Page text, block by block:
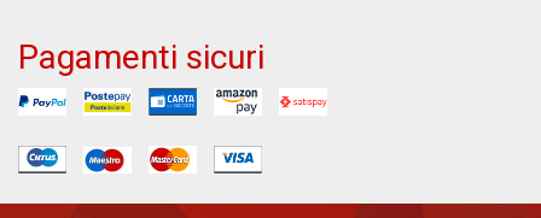
Pagamenti sicuri